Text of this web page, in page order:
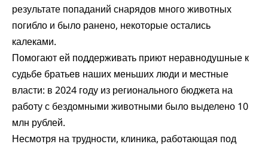
результате попаданий снарядов много животных
погибло и было ранено, некоторые остались
калеками.
Помогают ей поддерживать приют неравнодушные к
судьбе братьев наших меньших люди и местные
власти: в 2024 году из регионального бюджета на
работу с бездомными животными было выделено 10
млн рублей.
Несмотря на трудности, клиника, работающая под